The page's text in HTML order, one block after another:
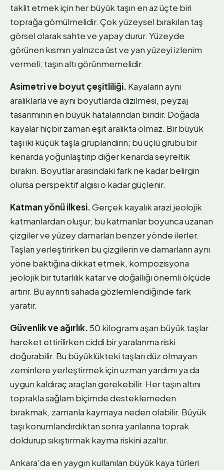
taklit etmek için her büyük taşın en az üçte biri
toprağa gömülmelidir. Çok yüzeysel bırakılan taş
görsel olarak sahte ve yapay durur. Yüzeyde
görünen kısmın yalnızca üst ve yan yüzeyi izlenim
vermeli; taşın altı görünmemelidir.
Asimetri ve boyut çeşitliliği. Kayaların aynı
aralıklarla ve aynı boyutlarda dizilmesi, peyzaj
tasarımının en büyük hatalarından biridir. Doğada
kayalar hiçbir zaman eşit aralıkta olmaz. Bir büyük
taşı iki küçük taşla gruplandırın; bu üçlü grubu bir
kenarda yoğunlaştırıp diğer kenarda seyreltik
bırakın. Boyutlar arasındaki fark ne kadar belirgin
olursa perspektif algısı o kadar güçlenir.
Katman yönü ilkesi.Gerçek kayalık arazi jeolojik
katmanlardan oluşur; bu katmanlar boyunca uzanan
çizgiler ve yüzey damarları benzer yönde ilerler.
Taşları yerleştirirken bu çizgilerin ve damarların aynı
yöne baktığına dikkat etmek, kompozisyona
jeolojik bir tutarlılık katar ve doğallığı önemli ölçüde
artırır. Bu ayrıntı sahada gözlemlendiğinde fark
yaratır.
Güvenlik ve ağırlık.50 kilogramı aşan büyük taşlar
hareket ettirilirken ciddi bir yaralanma riski
doğurabilir. Bu büyüklükteki taşları düz olmayan
zeminlere yerleştirmek için uzman yardımı ya da
uygun kaldıraç araçları gerekebilir. Her taşın altını
toprakla sağlam biçimde desteklemeden
bırakmak, zamanla kaymaya neden olabilir. Büyük
taşı konumlandırdıktan sonra yanlarına toprak
doldurup sıkıştırmak kayma riskini azaltır.
Ankara'da en yaygın kullanılan büyük kaya türleri